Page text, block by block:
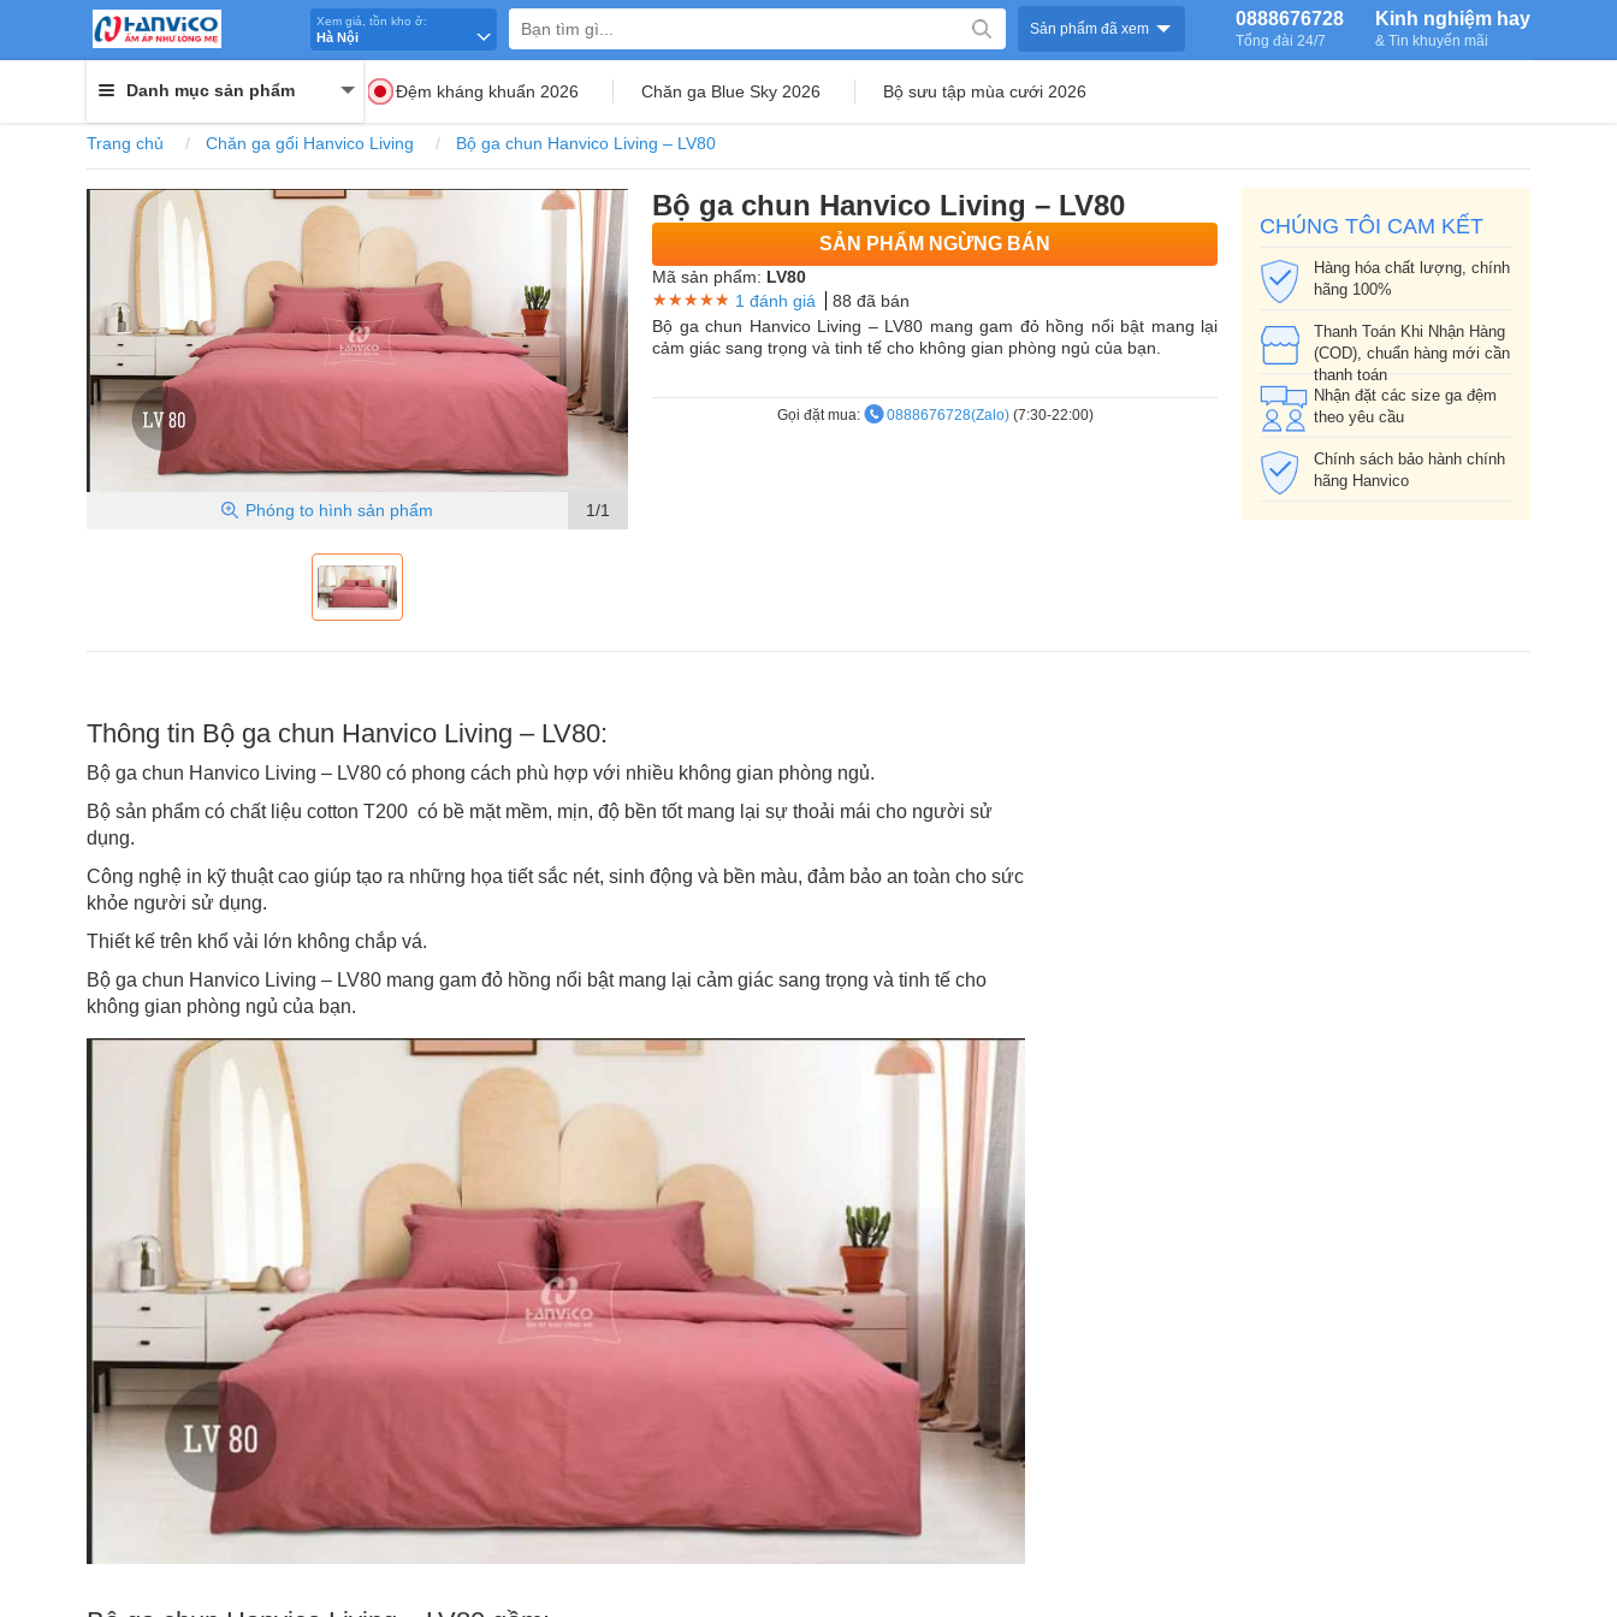
Xem giá, tồn kho ở:
Hà Nội Sản phẩm đã xem Kinh nghiệm hay
& Tin khuyến mãi
0888676728
Tổng đài 24/7
Danh mục sản phẩm Đệm kháng khuẩn 2026 Chăn ga Blue Sky 2026 Bộ sưu tập mùa cưới 2026
Trang chủ Chăn ga gối Hanvico Living Bộ ga chun Hanvico Living – LV80
1/1
Phóng to hình sản phẩm
Bộ ga chun Hanvico Living – LV80
SẢN PHẨM NGỪNG BÁN
Mã sản phẩm: LV80
★★★★★
★★★★★
★★★★★ 1 đánh giá
88 đã bán
Bộ ga chun Hanvico Living – LV80 mang gam đỏ hồng nổi bật mang lại
cảm giác sang trọng và tinh tế cho không gian phòng ngủ của bạn.
Gọi đặt mua: 0888676728(Zalo)(7:30-22:00)
CHÚNG TÔI CAM KẾT
Hàng hóa chất lượng, chính
hãng 100%
Thanh Toán Khi Nhận Hàng
(COD), chuẩn hàng mới cần
thanh toán
Nhận đặt các size ga đệm
theo yêu cầu
Chính sách bảo hành chính
hãng Hanvico
Thông tin Bộ ga chun Hanvico Living – LV80:
Bộ ga chun Hanvico Living – LV80 có phong cách phù hợp với nhiều không gian phòng ngủ.
Bộ sản phẩm có chất liệu cotton T200 có bề mặt mềm, mịn, độ bền tốt mang lại sự thoải mái cho người sử
dụng.
Công nghệ in kỹ thuật cao giúp tạo ra những họa tiết sắc nét, sinh động và bền màu, đảm bảo an toàn cho sức
khỏe người sử dụng.
Thiết kế trên khổ vải lớn không chắp vá.
Bộ ga chun Hanvico Living – LV80 mang gam đỏ hồng nổi bật mang lại cảm giác sang trọng và tinh tế cho
không gian phòng ngủ của bạn.